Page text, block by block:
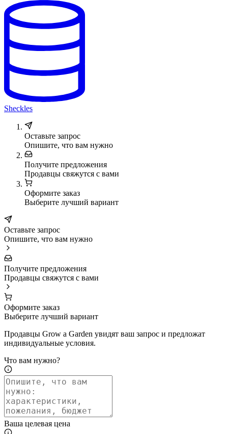
Sheckles
Оставьте запрос
Опишите, что вам нужно
Получите предложения
Продавцы свяжутся с вами
Оформите заказ
Выберите лучший вариант
Оставьте запрос
Опишите, что вам нужно
Получите предложения
Продавцы свяжутся с вами
Оформите заказ
Выберите лучший вариант
Продавцы Grow a Garden увидят ваш запрос и предложат
индивидуальные условия.
Что вам нужно?
Ваша целевая цена